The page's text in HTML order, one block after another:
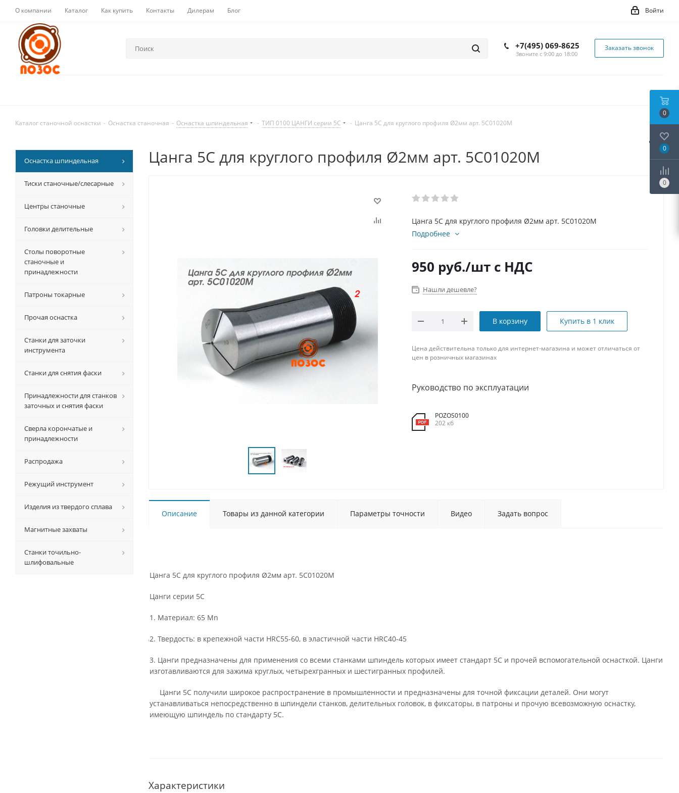
О компании Каталог Как купить Контакты Дилерам Блог Войти
+7(495) 069-8625
Звоните с 9:00 до 18:00
Заказать звонок
Каталог станочной оснастки - Оснастка станочная - Оснастка шпиндельная - ТИП 0100 ЦАНГИ серии 5C - Цанга 5С для круглого профиля Ø2мм арт. 5C01020M
Цанга 5С для круглого профиля Ø2мм арт. 5C01020M
Цанга 5С для круглого профиля Ø2мм арт. 5C01020M
Подробнее
950 руб./шт с НДС
Нашли дешевле?
В корзину Купить в 1 клик
Цена действительна только для интернет-магазина и может отличаться от
цен в розничных магазинах
Руководство по эксплуатации
POZOS0100
202 кб
Описание Товары из данной категории Параметры точности Видео Задать вопрос
Цанга 5С для круглого профиля Ø2мм арт. 5C01020M
Цанги серии 5С
1. Материал: 65 Mn
2. Твердость: в крепежной части HRC55-60, в эластичной части HRC40-45
3. Цанги предназначены для применения со всеми станками шпиндель которых имеет стандарт 5С и прочей вспомогательной оснасткой. Цанги
изготавливаются для зажима круглых, четырехгранных и шестигранных профилей.
Цанги 5С получили широкое распространение в промышленности и предназначены для точной фиксации деталей. Они могут
устанавливаться непосредственно в шпиндели станков, делительных головок, в фиксаторы, в патроны и прочую всевозможную оснастку,
имеющую шпиндель по стандарту 5С.
Характеристики
Оснастка шпиндельная
Тиски станочные/слесарные
Центры станочные
Головки делительные
Столы поворотные
станочные и
принадлежности
Патроны токарные
Прочая оснастка
Станки для заточки
инструмента
Станки для снятия фаски
Принадлежности для станков
заточных и снятия фаски
Сверла корончатые и
принадлежности
Распродажа
Режущий инструмент
Изделия из твердого сплава
Магнитные захваты
Станки точильно-
шлифовальные
0
0
0